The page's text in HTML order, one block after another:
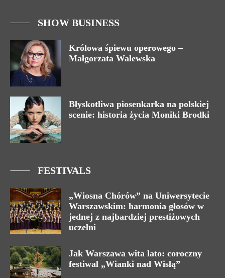
SHOW BUSINESS
Królowa śpiewu operowego –
Małgorzata Walewska
Błyskotliwa piosenkarka na polskiej
scenie: historia życia Moniki Brodki
FESTIVALS
„Wiosna Chórów” na Uniwersytecie
Warszawskim: harmonia głosów w
jednej z najbardziej prestiżowych
uczelni
Jak Warszawa wita lato: coroczny
festiwal „Wianki nad Wisłą”